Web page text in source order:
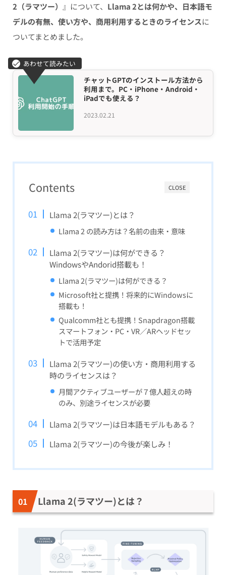
2（ラマツー）
』について、 Llama 2とは何かや、日本語モ
デルの有無、使い方や、商用利用するときのライセンスに
ついてまとめました。
2023.02.21
チャットGPTのインストール方法から
利用まで。PC・iPhone・Android・
iPadでも使える？
CLOSE
Contents
Llama 2(ラマツー)とは？
Llama 2 の読み方は？名前の由来・意味
Llama 2(ラマツー)は何ができる？
WindowsやAndorid搭載も！
Llama 2(ラマツー)は何ができる？
Microsoft社と提携！将来的にWindowsに
搭載も！
Qualcomm社とも提携！Snapdragon搭載
スマートフォン・PC・VR／ARヘッドセッ
トで活用予定
Llama 2(ラマツー)の使い方・商用利用する
時のライセンスは？
月間アクティブユーザーが７億人超えの時
のみ、別途ライセンスが必要
Llama 2(ラマツー)は日本語モデルもある？
Llama 2(ラマツー)の今後が楽しみ！
Llama 2(ラマツー)とは？